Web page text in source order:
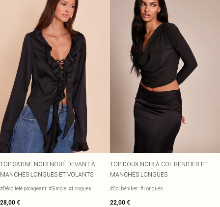
TOP SATINÉ NOIR NOUÉ DEVANT À
MANCHES LONGUES ET VOLANTS
#Décolleté plongeant #Simple #Longues
28,00 €
TOP DOUX NOIR À COL BÉNITIER ET
MANCHES LONGUES
#Col bénitier #Longues
22,00 €